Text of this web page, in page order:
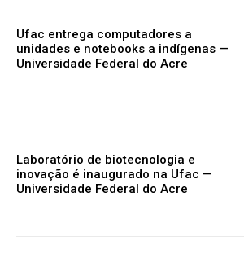
Ufac entrega computadores a
unidades e notebooks a indígenas —
Universidade Federal do Acre
Laboratório de biotecnologia e
inovação é inaugurado na Ufac —
Universidade Federal do Acre